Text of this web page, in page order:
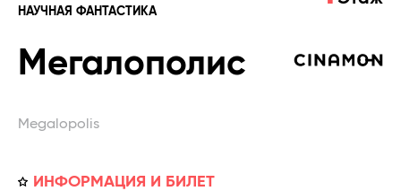
НАУЧНАЯ ФАНТАСТИКА
Мегалополис
Megalopolis
ИНФОРМАЦИЯ И БИЛЕТ